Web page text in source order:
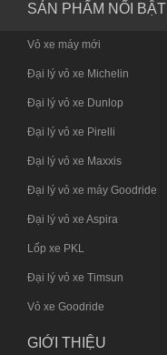
SẢN PHẨM NỔI BẬT
Vỏ xe máy mới
Đại lý vỏ xe Michelin
Đại lý vỏ xe Dunlop
Đại lý vỏ xe Pirelli
Đại lý vỏ xe Maxxis
Đại lý vỏ xe máy Goodride
Đại lý vỏ xe Aspira
Lốp xe PKL
Đại lý vỏ xe Timsun
Vỏ xe Goodride
GIỚI THIỆU